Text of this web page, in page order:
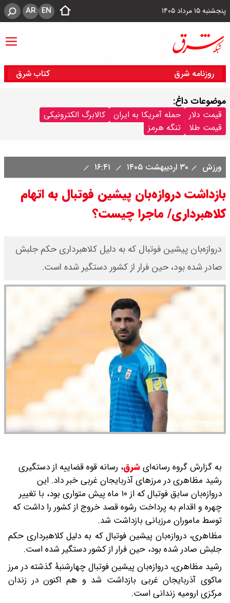
پنجشنبه ۱۵ مرداد ۱۴۰۵ EN
AR
روزنامه شرق کتاب شرق
موضوعات داغ:
قیمت دلار حمله آمریکا به ایران
کالابرگ الکترونیکی
قیمت طلا
تنگه هرمز
ورزش ۳۰ اردیبهشت ۱۴۰۵
بازداشت دروازه‌بان پیشین فوتبال به اتهام
کلاهبرداری/ ماجرا چیست؟
دروازه‎‌بان پیشین فوتبال که به دلیل کلاهبرداری حکم جلبش
صادر شده بود، حین فرار از کشور دستگیر شده است.
به گزارش گروه رسانه‌ایشرق، رسانه قوه قضاییه از دستگیری
رشید مظاهری در مرزهای آذربایجان غربی خبر داد. این
دروازه‌بان سابق فوتبال که از ۱۰ ماه پیش متواری بود، با تغییر
چهره و اقدام به پرداخت رشوه قصد خروج از کشور را داشت که
توسط ماموران مرزبانی بازداشت شد.
مظاهری،‌ دروازه‎‌بان پیشین فوتبال که به دلیل کلاهبرداری حکم
جلبش صادر شده بود، حین فرار از کشور دستگیر شده است.
رشید مظاهری، دروازه‌بان پیشین فوتبال چهارشنبۀ گذشته در مرز
ماکوی آذربایجان غربی بازداشت شد و هم اکنون در زندان
مرکزی ارومیه زندانی است.